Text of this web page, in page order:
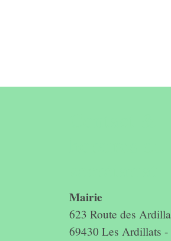
Mairie
623 Route des
69430 Les Ardillats